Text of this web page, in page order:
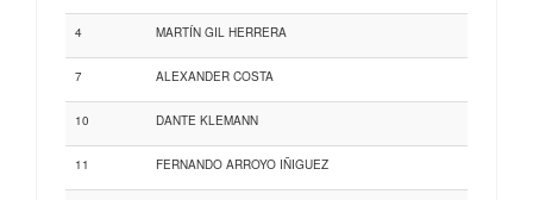
4 MARTÍN GIL HERRERA
7 ALEXANDER COSTA
10 DANTE KLEMANN
11 FERNANDO ARROYO IÑIGUEZ